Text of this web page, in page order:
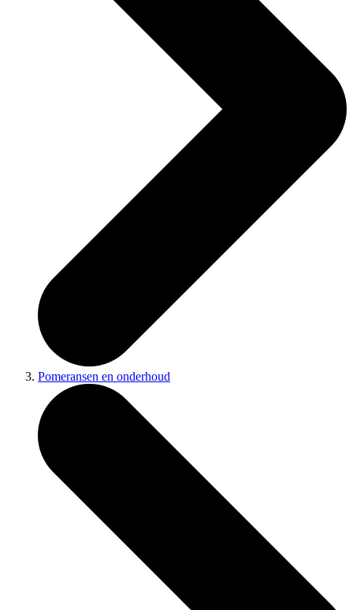
Pomeransen en onderhoud